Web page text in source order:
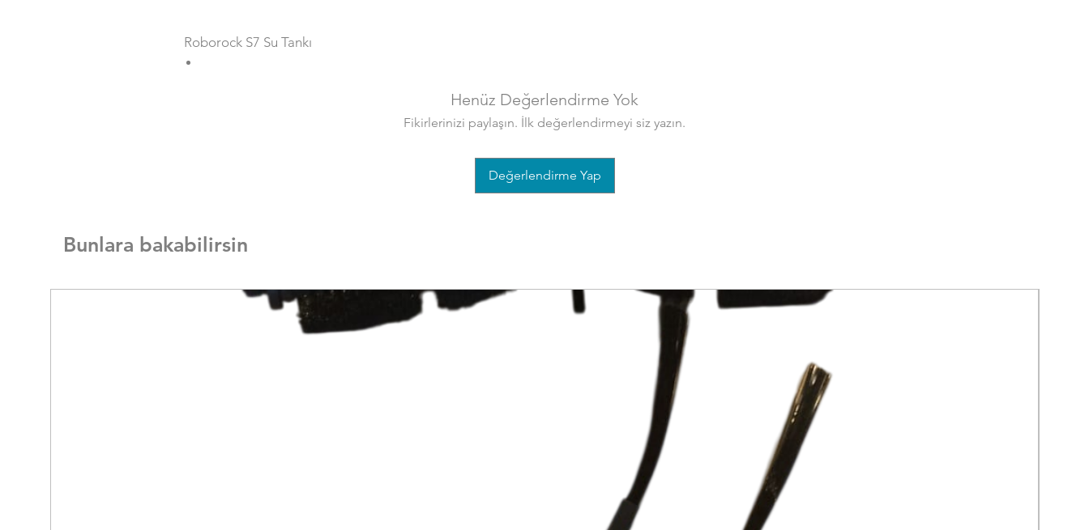
Roborock S7 Su Tankı
Henüz Değerlendirme Yok
Fikirlerinizi paylaşın. İlk değerlendirmeyi siz yazın.
Değerlendirme Yap
Bunlara bakabilirsin